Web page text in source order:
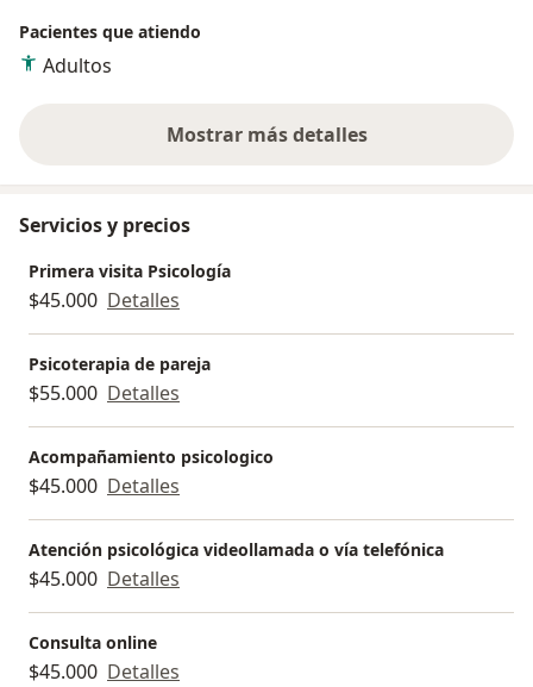
Pacientes que atiendo
Adultos
Mostrar más detalles
sobre la experiencia
Servicios y precios
Primera visita Psicología
$45.000 Detalles
Psicoterapia de pareja
$55.000 Detalles
Acompañamiento psicologico
$45.000 Detalles
Atención psicológica videollamada o vía telefónica
$45.000 Detalles
Consulta online
$45.000 Detalles